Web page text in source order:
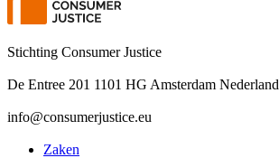
Stichting Consumer Justice
De Entree 201 1101 HG Amsterdam Nederland
info@consumerjustice.eu
Zaken